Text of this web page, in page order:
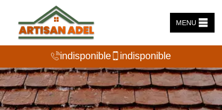
MENU
indisponible indisponible